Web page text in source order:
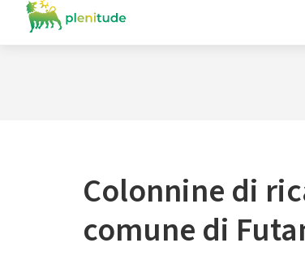
Colonnine di
comune di